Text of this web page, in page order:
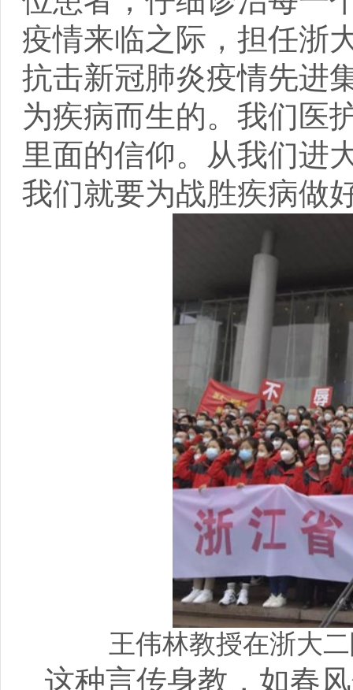
疫情来临之际，担任浙
抗击新冠肺炎疫情先进
为疾病而生的。我们医
里面的信仰。从我们进
我们就要为战胜疾病做
王伟林教授在浙大
这种言传身教，如春